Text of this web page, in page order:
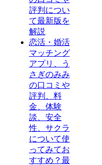
評判につい
て最新版を
解説
恋活・婚活
マッチング
アプリ、う
さぎのみみ
の口コミや
評判、料
金、体験
談、安全
性、サクラ
について使
ってみてお
すすめ？最